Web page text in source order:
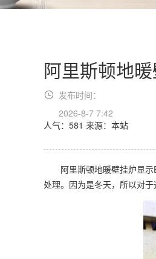
阿里斯顿地
发布时间：
2026-8-7 7:42
人气：581 来源：本站
阿里斯顿地暖壁挂炉显示
处理。因为是冬天，所以对